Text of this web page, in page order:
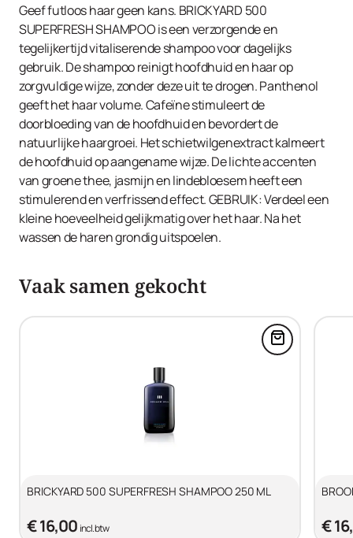
Alba (Willow) Bark Extract, Panthenol, Caffeine,
Hydroxypropyl Guar Hydroxypropyltrimonium Chloride,
Propylene Glycol, Glycerin, Sodium Chloride, Parfum,
Sorbitol, Citric Acid, Benzoic Acid, Sodium Benzoate,
Linalool, Limonene, Hexyl Cinnamal, CI 42090, CI 17200
Geef futloos haar geen kans. BRICKYARD 500
SUPERFRESH SHAMPOO is een verzorgende en
tegelijkertijd vitaliserende shampoo voor dagelijks
gebruik. De shampoo reinigt hoofdhuid en haar op
zorgvuldige wijze, zonder deze uit te drogen. Panthenol
geeft het haar volume. Cafeïne stimuleert de
doorbloeding van de hoofdhuid en bevordert de
natuurlijke haargroei. Het schietwilgenextract kalmeert
de hoofdhuid op aangename wijze. De lichte accenten
van groene thee, jasmijn en lindebloesem heeft een
stimulerend en verfrissend effect. GEBRUIK: Verdeel een
kleine hoeveelheid gelijkmatig over het haar. Na het
wassen de haren grondig uitspoelen.
Vaak samen gekocht
Voeg
BRICKYARD 500 SUPERFRESH SHAMPOO 250 ML
€ 16,00 incl. btw €